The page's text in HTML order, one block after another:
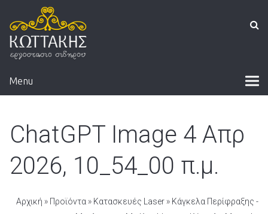
Menu
ChatGPT Image 4 Απρ
2026, 10_54_00 π.μ.
Αρχική » Προϊόντα » Κατασκευές Laser» Κάγκελα Περίφραξης -